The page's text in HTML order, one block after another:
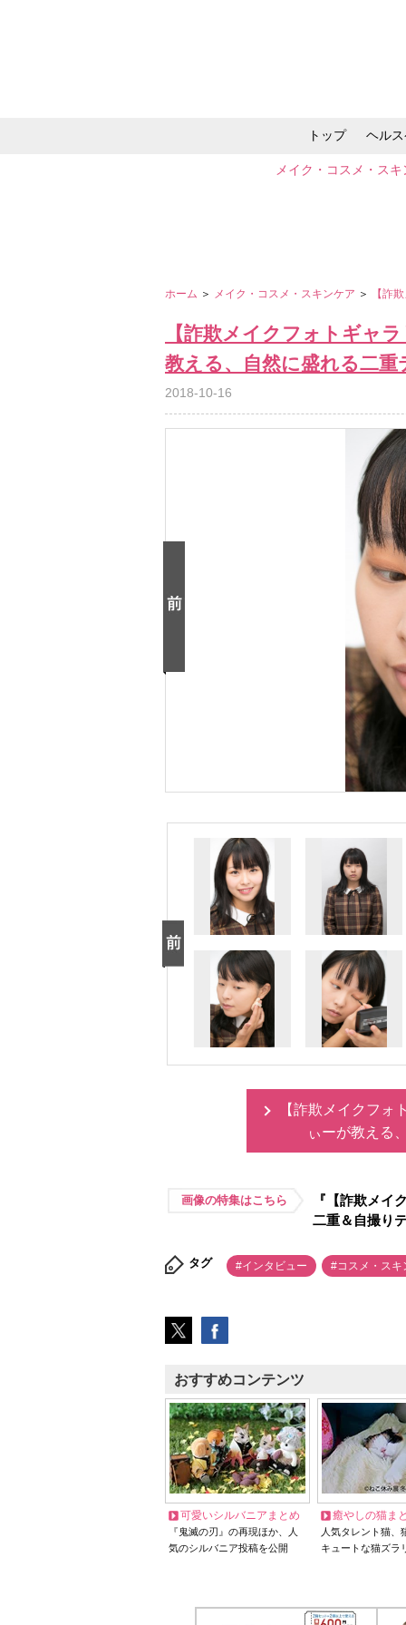
トップ ヘル
メイク・コスメ・ス
ホーム ＞ メイク・コスメ・スキンケア ＞ 【詐
【詐欺メイクフォトギャ
教える、自然に盛れる二重
2018-10-16
【詐欺メイクフォ
ぃーが教える
画像の特集はこちら
『【詐欺メイ
二重＆自撮り
タグ #インタビュー #コスメ・スキ
おすすめコンテンツ
可愛いシルバニアまとめ
『鬼滅の刃』の再現ほか、人
気のシルバニア投稿を公開
癒やしの猫ま
人気タレント猫
キュートな猫ズラ